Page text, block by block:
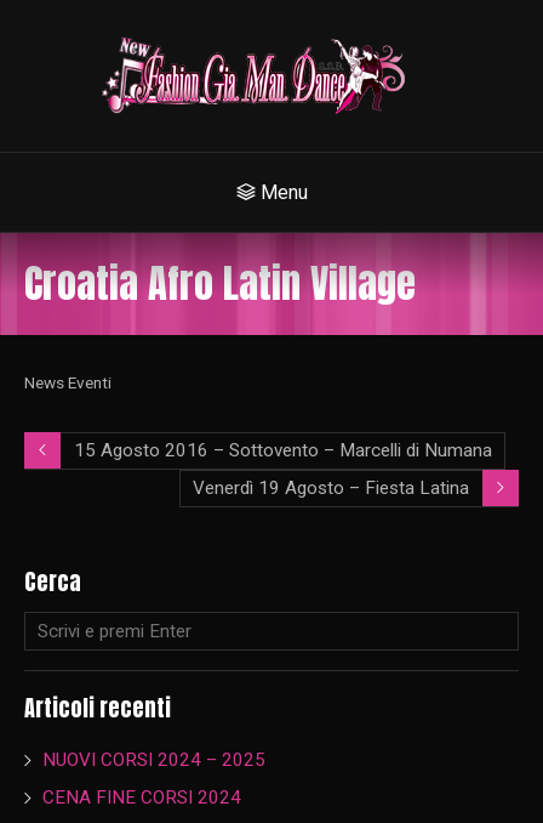
Menu
Croatia Afro Latin Village
News Eventi
15 Agosto 2016 – Sottovento – Marcelli di Numana
Venerdì 19 Agosto – Fiesta Latina
Cerca
Articoli recenti
NUOVI CORSI 2024 – 2025
CENA FINE CORSI 2024